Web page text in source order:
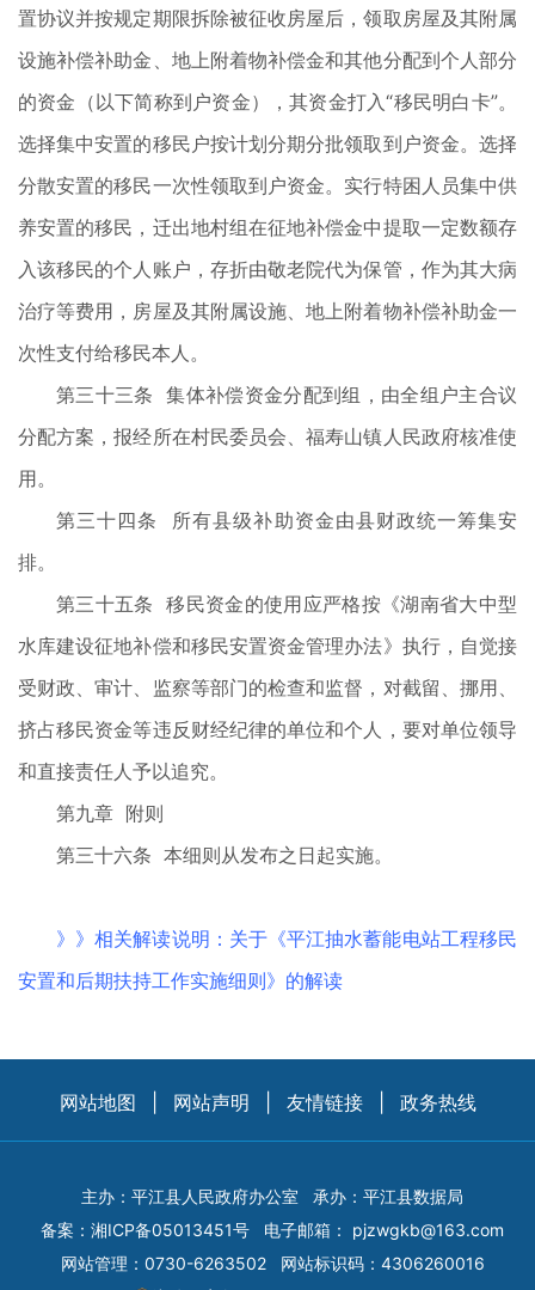
置协议并按规定期限拆除被征收房屋后，领取房屋及其附属
设施补偿补助金、地上附着物补偿金和其他分配到个人部分
的资金（以下简称到户资金），其资金打入“移民明白卡”。
选择集中安置的移民户按计划分期分批领取到户资金。选择
分散安置的移民一次性领取到户资金。实行特困人员集中供
养安置的移民，迁出地村组在征地补偿金中提取一定数额存
入该移民的个人账户，存折由敬老院代为保管，作为其大病
治疗等费用，房屋及其附属设施、地上附着物补偿补助金一
次性支付给移民本人。
第三十三条 集体补偿资金分配到组，由全组户主合议
分配方案，报经所在村民委员会、福寿山镇人民政府核准使
用。
第三十四条 所有县级补助资金由县财政统一筹集安
排。
第三十五条 移民资金的使用应严格按《湖南省大中型
水库建设征地补偿和移民安置资金管理办法》执行，自觉接
受财政、审计、监察等部门的检查和监督，对截留、挪用、
挤占移民资金等违反财经纪律的单位和个人，要对单位领导
和直接责任人予以追究。
第九章 附则
第三十六条 本细则从发布之日起实施。
》》相关解读说明：关于《平江抽水蓄能电站工程移民
安置和后期扶持工作实施细则》的解读
网站地图 网站声明 友情链接 政务热线
主办：平江县人民政府办公室
承办：平江县数据局
备案： 湘ICP备05013451号 电子邮箱： pjzwgkb@163.com
网站管理：0730-6263502
网站标识码：4306260016